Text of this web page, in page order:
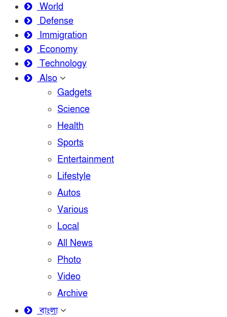
World
Defense
Immigration
Economy
Technology
Also
Gadgets
Science
Health
Sports
Entertainment
Lifestyle
Autos
Various
Local
All News
Photo
Video
Archive
বাংলা